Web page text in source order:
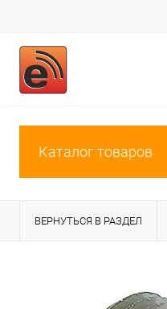
Каталог товаров
ВЕРНУТЬСЯ В РАЗДЕЛ